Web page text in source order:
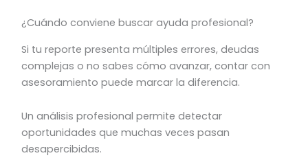
¿Cuándo conviene buscar ayuda profesional?
Si tu reporte presenta múltiples errores, deudas
complejas o no sabes cómo avanzar, contar con
asesoramiento puede marcar la diferencia.
Un análisis profesional permite detectar
oportunidades que muchas veces pasan
desapercibidas.